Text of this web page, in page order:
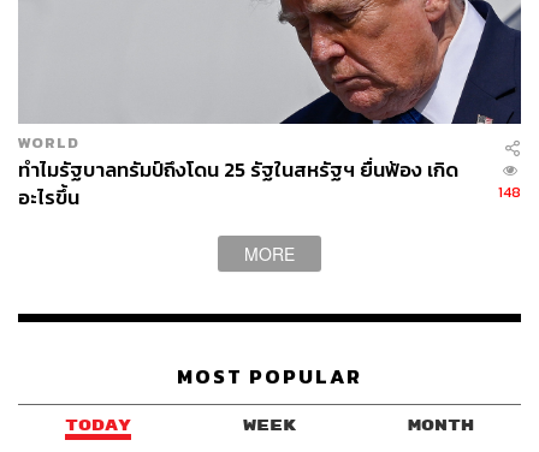
WORLD
ทำไมรัฐบาลทรัมป์ถึงโดน 25 รัฐในสหรัฐฯ ยื่นฟ้อง เกิด
อะไรขึ้น
148
MORE
MOST POPULAR
TODAY WEEK MONTH